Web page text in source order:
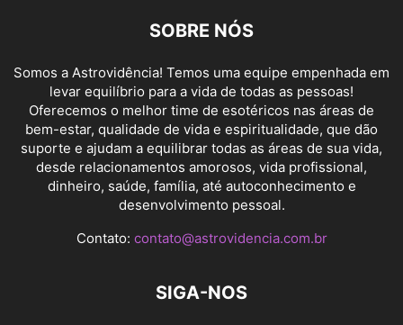
SOBRE NÓS
Somos a Astrovidência! Temos uma equipe empenhada em
levar equilíbrio para a vida de todas as pessoas!
Oferecemos o melhor time de esotéricos nas áreas de
bem-estar, qualidade de vida e espiritualidade, que dão
suporte e ajudam a equilibrar todas as áreas de sua vida,
desde relacionamentos amorosos, vida profissional,
dinheiro, saúde, família, até autoconhecimento e
desenvolvimento pessoal.
Contato: contato@astrovidencia.com.br
SIGA-NOS